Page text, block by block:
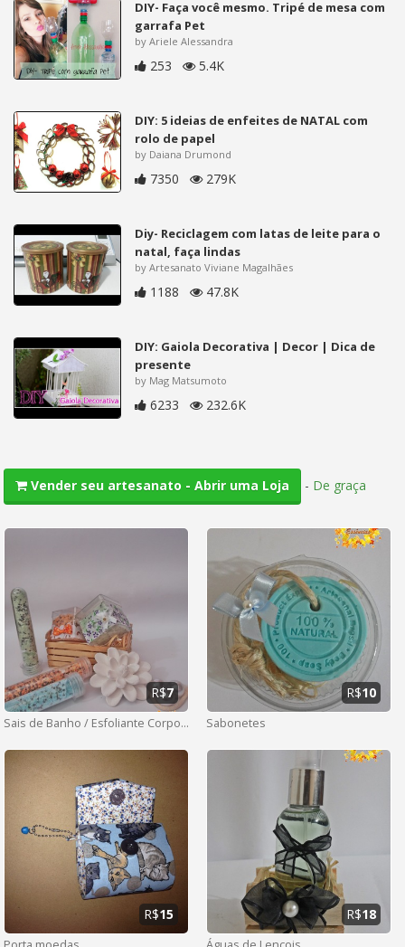
DIY- Faça você mesmo. Tripé de mesa com
garrafa Pet
by Ariele Alessandra
253 5.4K
DIY: 5 ideias de enfeites de NATAL com
rolo de papel
by Daiana Drumond
7350 279K
Diy- Reciclagem com latas de leite para o
natal, faça lindas
by Artesanato Viviane Magalhães
1188 47.8K
DIY: Gaiola Decorativa | Decor | Dica de
presente
by Mag Matsumoto
6233 232.6K
Vender seu artesanato - Abrir uma Loja - De graça
Sais de Banho / Esfoliante Corporal
R$7
Sabonetes
R$10
R$15 R$18